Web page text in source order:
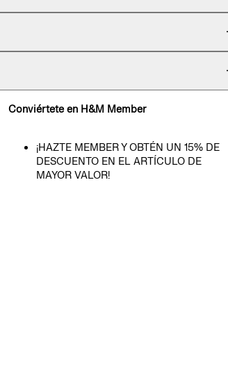
Conviértete en H&M Member
¡HAZTE MEMBER Y OBTÉN UN 15% DE
DESCUENTO EN EL ARTÍCULO DE
MAYOR VALOR!